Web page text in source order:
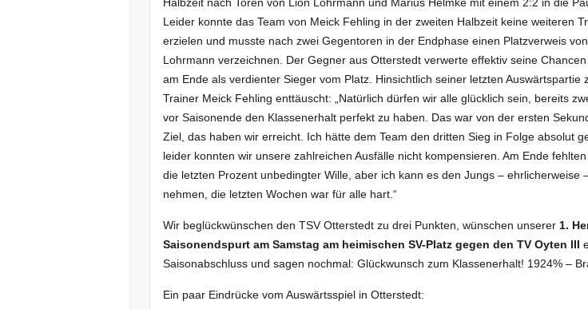
Leider konnte das Team von Meick Fehling in der zweiten Halbzeit keine weiteren
erzielen und musste nach zwei Gegentoren in der Endphase einen Platzverweis
Lohrmann verzeichnen. Der Gegner aus Otterstedt verwerte effektiv seine
am Ende als verdienter Sieger vom Platz. Hinsichtlich seiner letzten Auswärtspartie
Trainer Meick Fehling enttäuscht: „Natürlich dürfen wir alle glücklich sein, bereits
vor Saisonende den Klassenerhalt perfekt zu haben. Das war von der ersten
Ziel, das haben wir erreicht. Ich hätte dem Team den dritten Sieg in Folge absolut
leider konnten wir unsere zahlreichen Ausfälle nicht kompensieren. Am Ende
die letzten Prozent unbedingter Wille, aber ich kann es den Jungs – ehrlicherweise
nehmen, die letzten Wochen war für alle hart.“
Wir beglückwünschen den TSV Otterstedt zu drei Punkten, wünschen unserer 1.
Saisonendspurt am Samstag am heimischen SV-Platz gegen den TV Oyten III
Saisonabschluss und sagen nochmal: Glückwunsch zum Klassenerhalt! 1924% –
Ein paar Eindrücke vom Auswärtsspiel in Otterstedt: